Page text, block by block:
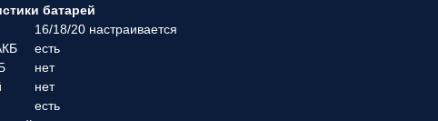
батарей
16/18/20 настраивается
есть
нет
нет
есть